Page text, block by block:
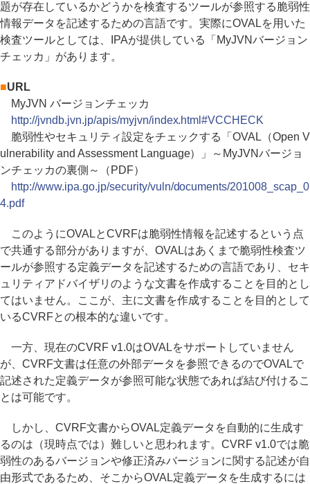
題が存在しているかどうかを検査するツールが参照する脆弱性
情報データを記述するための言語です。実際にOVALを用いた
検査ツールとしては、IPAが提供している「MyJVNバージョン
チェッカ」があります。
■URL
MyJVN バージョンチェッカ
http://jvndb.jvn.jp/apis/myjvn/index.html#VCCHECK
脆弱性やセキュリティ設定をチェックする「OVAL（Open V
ulnerability and Assessment Language）」～MyJVNバージョ
ンチェッカの裏側～（PDF）
http://www.ipa.go.jp/security/vuln/documents/201008_scap_0
4.pdf
このようにOVALとCVRFは脆弱性情報を記述するという点
で共通する部分がありますが、OVALはあくまで脆弱性検査ツ
ールが参照する定義データを記述するための言語であり、セキ
ュリティアドバイザリのような文書を作成することを目的とし
てはいません。ここが、主に文書を作成することを目的として
いるCVRFとの根本的な違いです。
一方、現在のCVRF v1.0はOVALをサポートしていません
が、CVRF文書は任意の外部データを参照できるのでOVALで
記述された定義データが参照可能な状態であれば結び付けるこ
とは可能です。
しかし、CVRF文書からOVAL定義データを自動的に生成す
るのは（現時点では）難しいと思われます。CVRF v1.0では脆
弱性のあるバージョンや修正済みバージョンに関する記述が自
由形式であるため、そこからOVAL定義データを生成するには